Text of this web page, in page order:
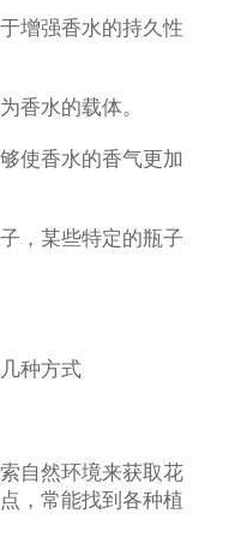
增强香水的持久性
香水的载体。
使香水的香气更加
，某些特定的瓶子
种方式
自然环境来获取花
，常能找到各种植